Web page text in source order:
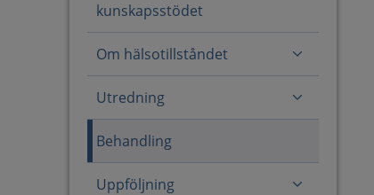
kunskapsstödet
Om hälsotillståndet
Utredning
Behandling
Uppföljning